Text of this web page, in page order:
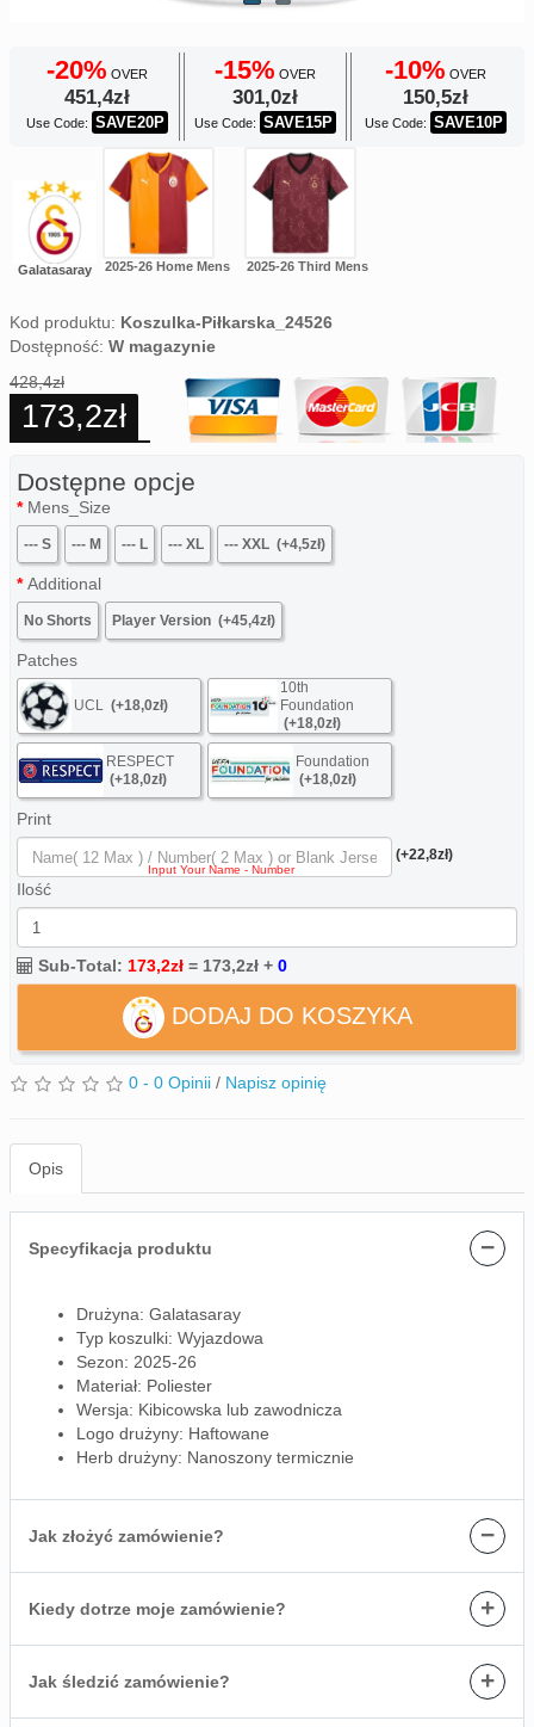
-20% OVER
451,4zł
Use Code: SAVE20P
-15% OVER
301,0zł
Use Code: SAVE15P
-10% OVER
150,5zł
Use Code: SAVE10P
Galatasaray 2025-26 Home Mens 2025-26 Third Mens
Kod produktu: Koszulka-Piłkarska_24526
Dostępność: W magazynie
428,4zł
173,2zł
Dostępne opcje
Mens_Size
--- S --- M --- L --- XL --- XXL (+4,5zł)
Additional
No Shorts Player Version (+45,4zł)
Patches
UCL (+18,0zł)
10th
Foundation
(+18,0zł)
RESPECT
(+18,0zł)
Foundation
(+18,0zł)
Print
(+22,8zł)
Ilość
Sub-Total: 173,2zł = 173,2zł + 0
DODAJ DO KOSZYKA
0 - 0 Opinii / Napisz opinię
Opis
Specyfikacja produktu −
Drużyna: Galatasaray
Typ koszulki: Wyjazdowa
Sezon: 2025-26
Materiał: Poliester
Wersja: Kibicowska lub zawodnicza
Logo drużyny: Haftowane
Herb drużyny: Nanoszony termicznie
Jak złożyć zamówienie? −
Kiedy dotrze moje zamówienie? +
Jak śledzić zamówienie? +